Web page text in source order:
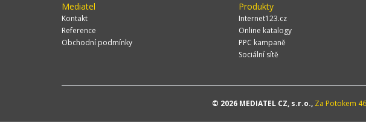
Mediatel
Kontakt
Reference
Obchodní podmínky
Produkty
Internet123.cz
Online katalogy
PPC kampaně
Sociální sítě
© 2026 MEDIATEL CZ, s.r.o.,Za Potokem